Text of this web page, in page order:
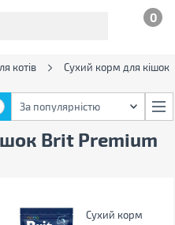
0
котів Сухий корм для кішок
Brit Premium
За популярністю
Сухий корм
За популярністю